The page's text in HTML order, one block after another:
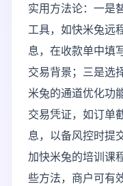
实用方法论：一是
工具，如快米兔远
息，在收款单中填
交易背景；三是选
米兔的通道优化功
交易凭证，如订单
息，以备风控时提
加快米兔的培训课
些方法，商户可有